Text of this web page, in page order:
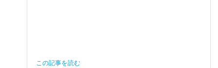
この記事を読む